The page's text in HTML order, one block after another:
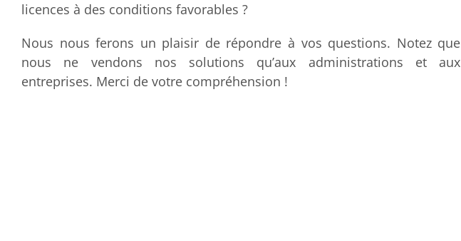
licences à des conditions favorables ?
Nous nous ferons un plaisir de répondre à vos questions. Notez que
nous ne vendons nos solutions qu’aux administrations et aux
entreprises. Merci de votre compréhension !